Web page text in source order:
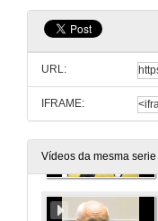
URL:
IFRAME:
Vídeos da mesma serie